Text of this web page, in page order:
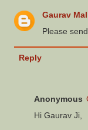
Gaurav
Please
Reply
Anonymous
Hi Gaurav Ji,